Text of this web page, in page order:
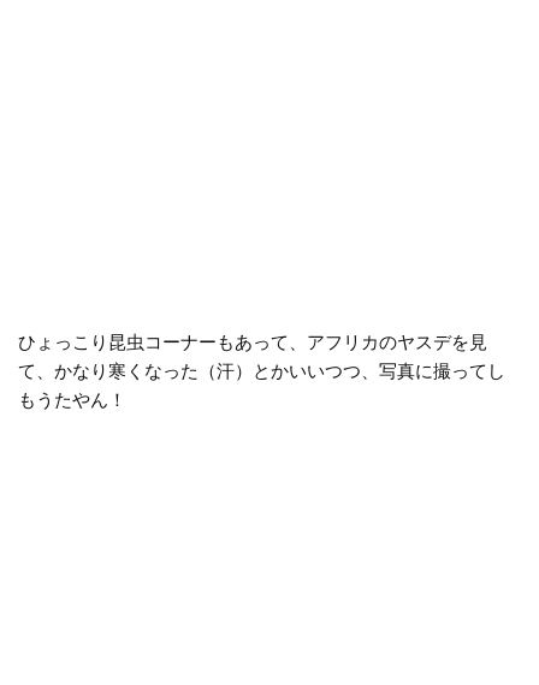
ひょっこり昆虫コーナーもあって、アフリカのヤスデを見
て、かなり寒くなった（汗）とかいいつつ、写真に撮ってし
もうたやん！